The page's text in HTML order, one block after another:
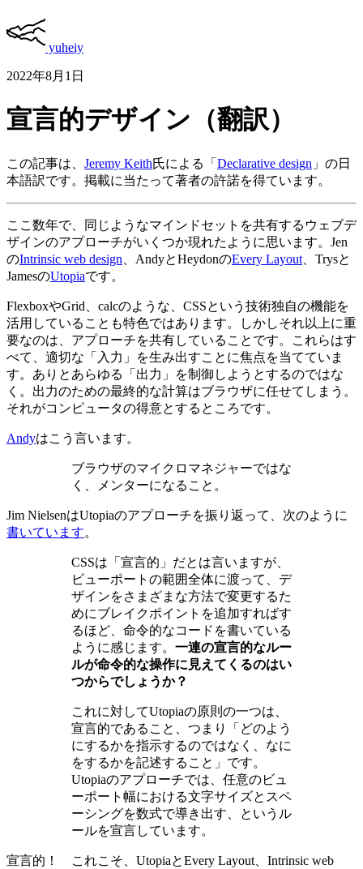
yuheiy
2022年8月1日
宣言的デザイン（翻訳）
この記事は、 Jeremy Keith氏による「 Declarative design 」の日
本語訳です。掲載に当たって著者の許諾を得ています。
ここ数年で、同じようなマインドセットを共有するウェブデ
ザインのアプローチがいくつか現れたように思います。Jen
のIntrinsic web design 、AndyとHeydonのEvery Layout 、Trysと
JamesのUtopiaです。
FlexboxやGrid、calcのような、CSSという技術独自の機能を
活用していることも特色ではあります。しかしそれ以上に重
要なのは、アプローチを共有していることです。これらはす
べて、適切な「入力」を生み出すことに焦点を当てていま
す。ありとあらゆる「出力」を制御しようとするのではな
く。出力のための最終的な計算はブラウザに任せてしまう。
それがコンピュータの得意とするところです。
Andyはこう言います。
ブラウザのマイクロマネジャーではな
く、メンターになること。
Jim NielsenはUtopiaのアプローチを振り返って、次のように
書いています。
CSSは「宣言的」だとは言いますが、
ビューポートの範囲全体に渡って、デ
ザインをさまざまな方法で変更するた
めにブレイクポイントを追加すればす
るほど、命令的なコードを書いている
ように感じます。 一連の宣言的なルー
ルが命令的な操作に見えてくるのはい
つからでしょうか？
これに対してUtopiaの原則の一つは、
宣言的であること、つまり「どのよう
にするかを指示するのではなく、なに
をするかを記述すること」です。
Utopiaのアプローチでは、任意のビュ
ーポート幅における文字サイズとスペ
ーシングを数式で導き出す、というル
ールを宣言しています。
宣言的！ これこそ、UtopiaとEvery Layout、Intrinsic web